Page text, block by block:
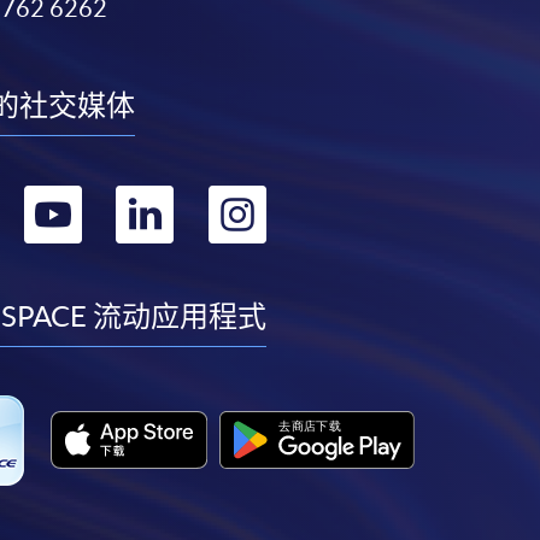
6262
社交媒体
转
youtube
转
linkedin
转
instagram
流动应用程式